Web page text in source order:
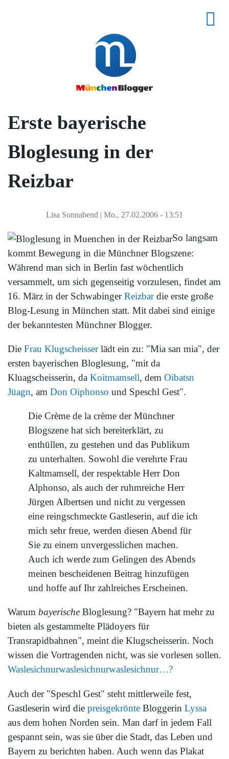
Erste bayerische
Bloglesung in der
Reizbar
Lisa Sonnabend | Mo., 27.02.2006 - 13:51
So langsam
kommt Bewegung in die Münchner Blogszene:
Während man sich in Berlin fast wöchentlich
versammelt, um sich gegenseitig vorzulesen, findet am
16. März in der SchwabingerReizbardie erste große
Blog-Lesung in München statt. Mit dabei sind einige
der bekanntesten Münchner Blogger.
Die Frau Klugscheisserlädt ein zu: "Mia san mia", der
ersten bayerischen Bloglesung, "mit da
Kluagscheisserin, da Koitmamsell, dem Oibatsn
Jüagn, am Don Oiphonso und Speschl Gest".
Die Crème de la crème der Münchner
Blogszene hat sich bereiterklärt, zu
enthüllen, zu gestehen und das Publikum
zu unterhalten. Sowohl die verehrte Frau
Kaltmamsell, der respektable Herr Don
Alphonso, als auch der ruhmreiche Herr
Jürgen Albertsen und nicht zu vergessen
eine reingschmeckte Gastleserin, auf die ich
mich sehr freue, werden diesen Abend für
Sie zu einem unvergesslichen machen.
Auch ich werde zum Gelingen des Abends
meinen bescheidenen Beitrag hinzufügen
und hoffe auf Ihr zahlreiches Erscheinen.
Warum bayerische Bloglesung? "Bayern hat mehr zu
bieten als gestammelte Plädoyers für
Transrapidbahnen", meint die Klugscheisserin. Noch
wissen die Vortragenden nicht, was sie vorlesen sollen.
Waslesichnurwaslesichnurwaslesichnur…?
Auch der "Speschl Gest" steht mittlerweile fest,
Gastleserin wird die preisgekrönte Bloggerin Lyssa
aus dem hohen Norden sein. Man darf in jedem Fall
gespannt sein, was sie über die Stadt, das Leben und
Bayern zu berichten haben. Auch wenn das Plakat